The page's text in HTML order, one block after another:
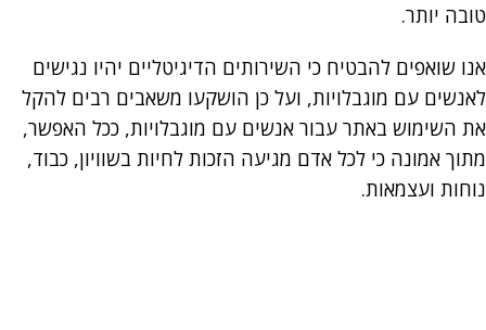
טובה יותר.
אנו שואפים להבטיח כי השירותים הדיגיטליים יהיו נגישים
לאנשים עם מוגבלויות, ועל כן הושקעו משאבים רבים להקל
את השימוש באתר עבור אנשים עם מוגבלויות, ככל האפשר,
מתוך אמונה כי לכל אדם מגיעה הזכות לחיות בשוויון, כבוד,
נוחות ועצמאות.